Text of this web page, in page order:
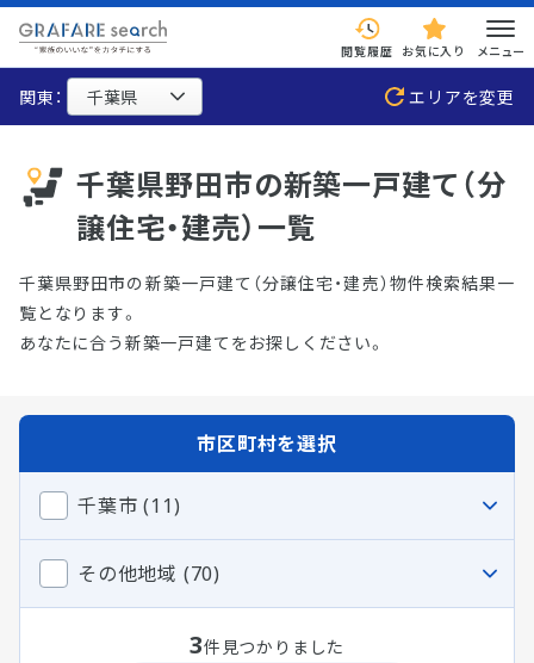
閲覧履歴 お気に入り メニュー
関東： エリアを変更
千葉県野田市の新築一戸建て（分
譲住宅・建売）一覧
千葉県野田市の新築一戸建て（分譲住宅・建売）物件検索結果一
覧となります。
あなたに合う新築一戸建てをお探しください。
市区町村を選択
千葉市 (11)
その他地域 (70)
3件見つかりました